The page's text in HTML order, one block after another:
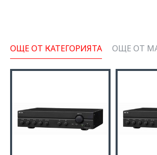
ОЩЕ ОТ КАТЕГОРИЯТА ОЩЕ ОТ